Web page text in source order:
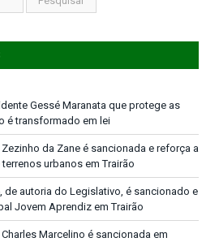
Gessé Maranata que protege as
é transformado em lei
da Zane é sancionada e reforça a
urbanos em Trairão
de autoria do Legislativo, é sancionado e
Jovem Aprendiz em Trairão
Marcelino é sancionada em